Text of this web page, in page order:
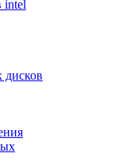
для дисков
устройства
intel
дисков